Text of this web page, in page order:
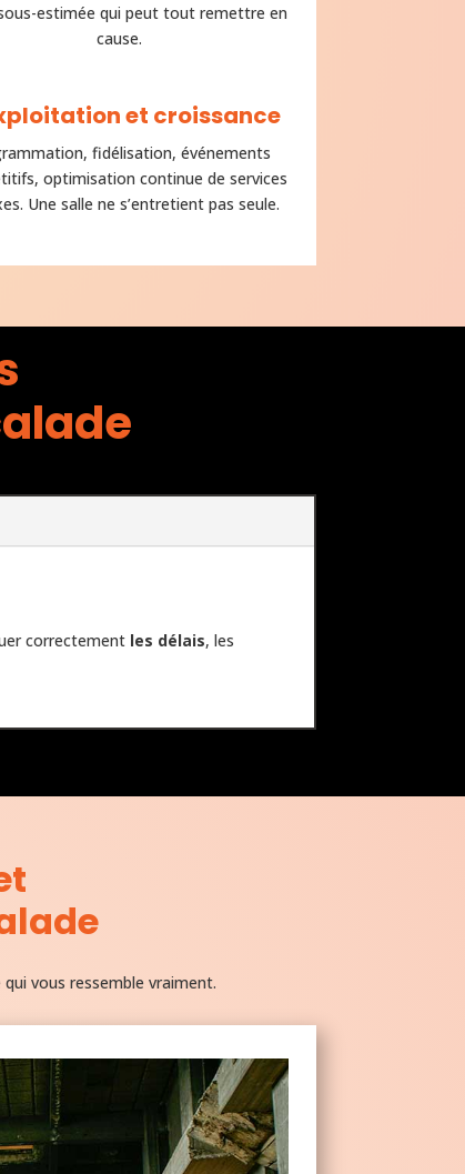
estimée qui peut tout remettre en
cause.
et croissance
fidélisation, événements
optimisation continue de services
Une salle ne s’entretient pas seule.
correctement les délais, les
qui vous ressemble vraiment.